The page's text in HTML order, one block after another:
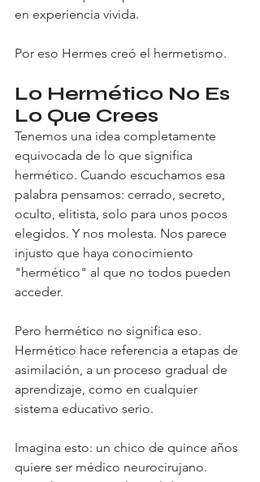
en experiencia vivida.
Por eso Hermes creó el hermetismo.
Lo Hermético No Es
Lo Que Crees
Tenemos una idea completamente
equivocada de lo que significa
hermético. Cuando escuchamos esa
palabra pensamos: cerrado, secreto,
oculto, elitista, solo para unos pocos
elegidos. Y nos molesta. Nos parece
injusto que haya conocimiento
"hermético" al que no todos pueden
acceder.
Pero hermético no significa eso.
Hermético hace referencia a etapas de
asimilación, a un proceso gradual de
aprendizaje, como en cualquier
sistema educativo serio.
Imagina esto: un chico de quince años
quiere ser médico neurocirujano.